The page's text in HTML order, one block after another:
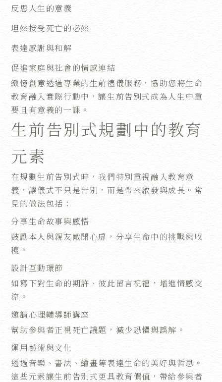
反思人生的意義
坦然接受死亡的必然
表達感謝與和解
促進家庭與社會的情感連結
緻憶創意透過專業的生前禮儀服務，協助您將生命
教育融入實際行動中，讓生前告別式成為人生中重
要且有意義的一課。
生前告別式規劃中的教育
元素
在規劃生前告別式時，我們特別重視融入教育意
義，讓儀式不只是告別，而是帶來啟發與成長。常
見的做法包括：
分享生命故事與感悟
鼓勵本人與親友敞開心扉，分享生命中的挑戰與收
穫。
設計互動環節
如寫下對生命的期許、彼此留言祝福，增進情感交
流。
邀請心理輔導師講座
幫助參與者正視死亡議題，減少恐懼與誤解。
運用藝術與文化
透過音樂、書法、繪畫等表達生命的美好與哲思。
這些元素讓生前告別式更具教育價值，帶給參與者